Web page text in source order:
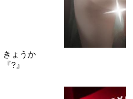
きょうか
『?』